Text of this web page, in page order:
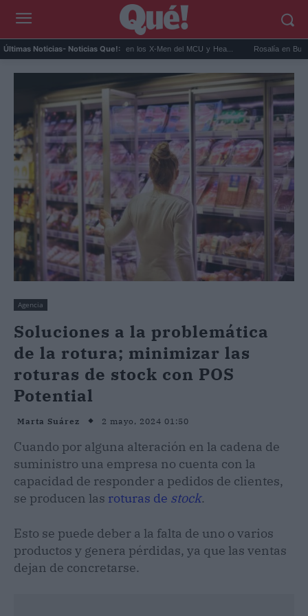
Últimas Noticias- Noticias Que!:
Kit Connor será Cíclope en los X-Men del MCU y Hea... Rosalía en Buenos
Agencia
Soluciones a la problemática
de la rotura; minimizar las
roturas de stock con POS
Potential
Marta Suárez 2 mayo, 2024 01:50
Cuando por alguna alteración en la cadena de
suministro una empresa no cuenta con la
capacidad de responder a pedidos de clientes,
se producen las roturas de stock.
Esto se puede deber a la falta de uno o varios
productos y genera pérdidas, ya que las ventas
dejan de concretarse.